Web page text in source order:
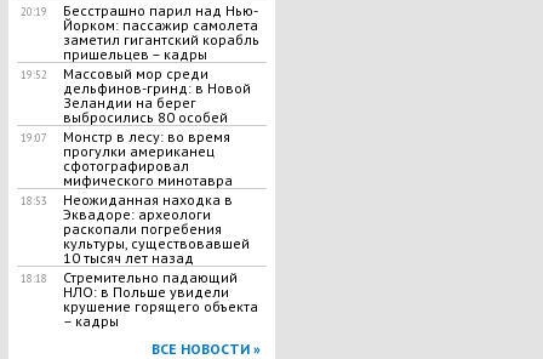
20:19
Бесстрашно парил над Нью-
Йорком: пассажир самолета
заметил гигантский корабль
пришельцев – кадры
19:52
Массовый мор среди
дельфинов-гринд: в Новой
Зеландии на берег
выбросились 80 особей
19:07
Монстр в лесу: во время
прогулки американец
сфотографировал
мифического минотавра
18:53
Неожиданная находка в
Эквадоре: археологи
раскопали погребения
культуры, существовавшей
10 тысяч лет назад
18:18
Стремительно падающий
НЛО: в Польше увидели
крушение горящего объекта
– кадры
ВСЕ НОВОСТИ »